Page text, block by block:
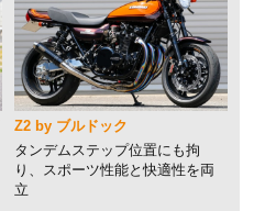
Z2 by ブルドック
タンデムステップ位置にも拘
り、スポーツ性能と快適性を両
立